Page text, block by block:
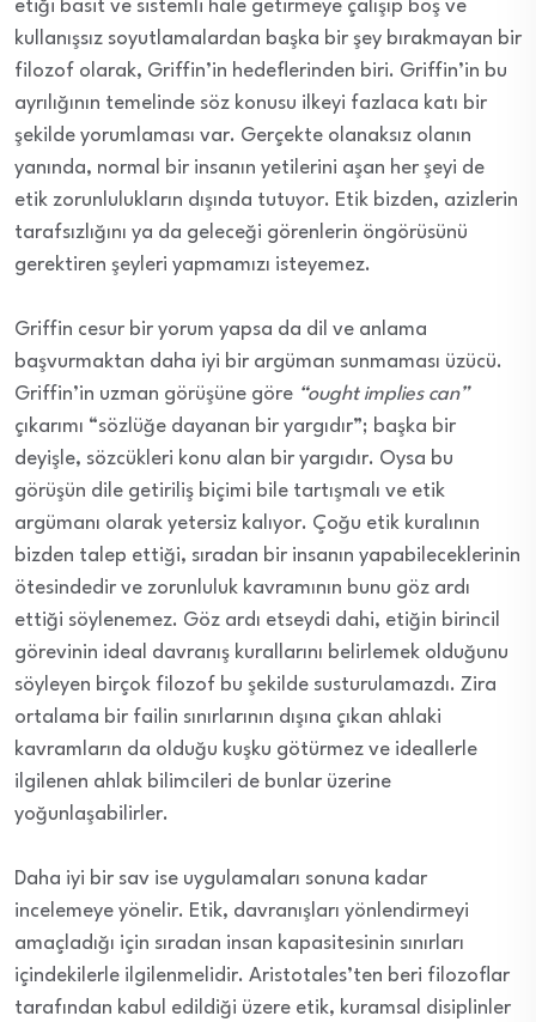
etiği basit ve sistemli hale getirmeye çalışıp boş ve
kullanışsız soyutlamalardan başka bir şey bırakmayan bir
filozof olarak, Griffin’in hedeflerinden biri. Griffin’in bu
ayrılığının temelinde söz konusu ilkeyi fazlaca katı bir
şekilde yorumlaması var. Gerçekte olanaksız olanın
yanında, normal bir insanın yetilerini aşan her şeyi de
etik zorunlulukların dışında tutuyor. Etik bizden, azizlerin
tarafsızlığını ya da geleceği görenlerin öngörüsünü
gerektiren şeyleri yapmamızı isteyemez.
Griffin cesur bir yorum yapsa da dil ve anlama
başvurmaktan daha iyi bir argüman sunmaması üzücü.
Griffin’in uzman görüşüne göre “ought implies can”
çıkarımı “sözlüğe dayanan bir yargıdır”; başka bir
deyişle, sözcükleri konu alan bir yargıdır. Oysa bu
görüşün dile getiriliş biçimi bile tartışmalı ve etik
argümanı olarak yetersiz kalıyor. Çoğu etik kuralının
bizden talep ettiği, sıradan bir insanın yapabileceklerinin
ötesindedir ve zorunluluk kavramının bunu göz ardı
ettiği söylenemez. Göz ardı etseydi dahi, etiğin birincil
görevinin ideal davranış kurallarını belirlemek olduğunu
söyleyen birçok filozof bu şekilde susturulamazdı. Zira
ortalama bir failin sınırlarının dışına çıkan ahlaki
kavramların da olduğu kuşku götürmez ve ideallerle
ilgilenen ahlak bilimcileri de bunlar üzerine
yoğunlaşabilirler.
Daha iyi bir sav ise uygulamaları sonuna kadar
incelemeye yönelir. Etik, davranışları yönlendirmeyi
amaçladığı için sıradan insan kapasitesinin sınırları
içindekilerle ilgilenmelidir. Aristotales’ten beri filozoflar
tarafından kabul edildiği üzere etik, kuramsal disiplinler